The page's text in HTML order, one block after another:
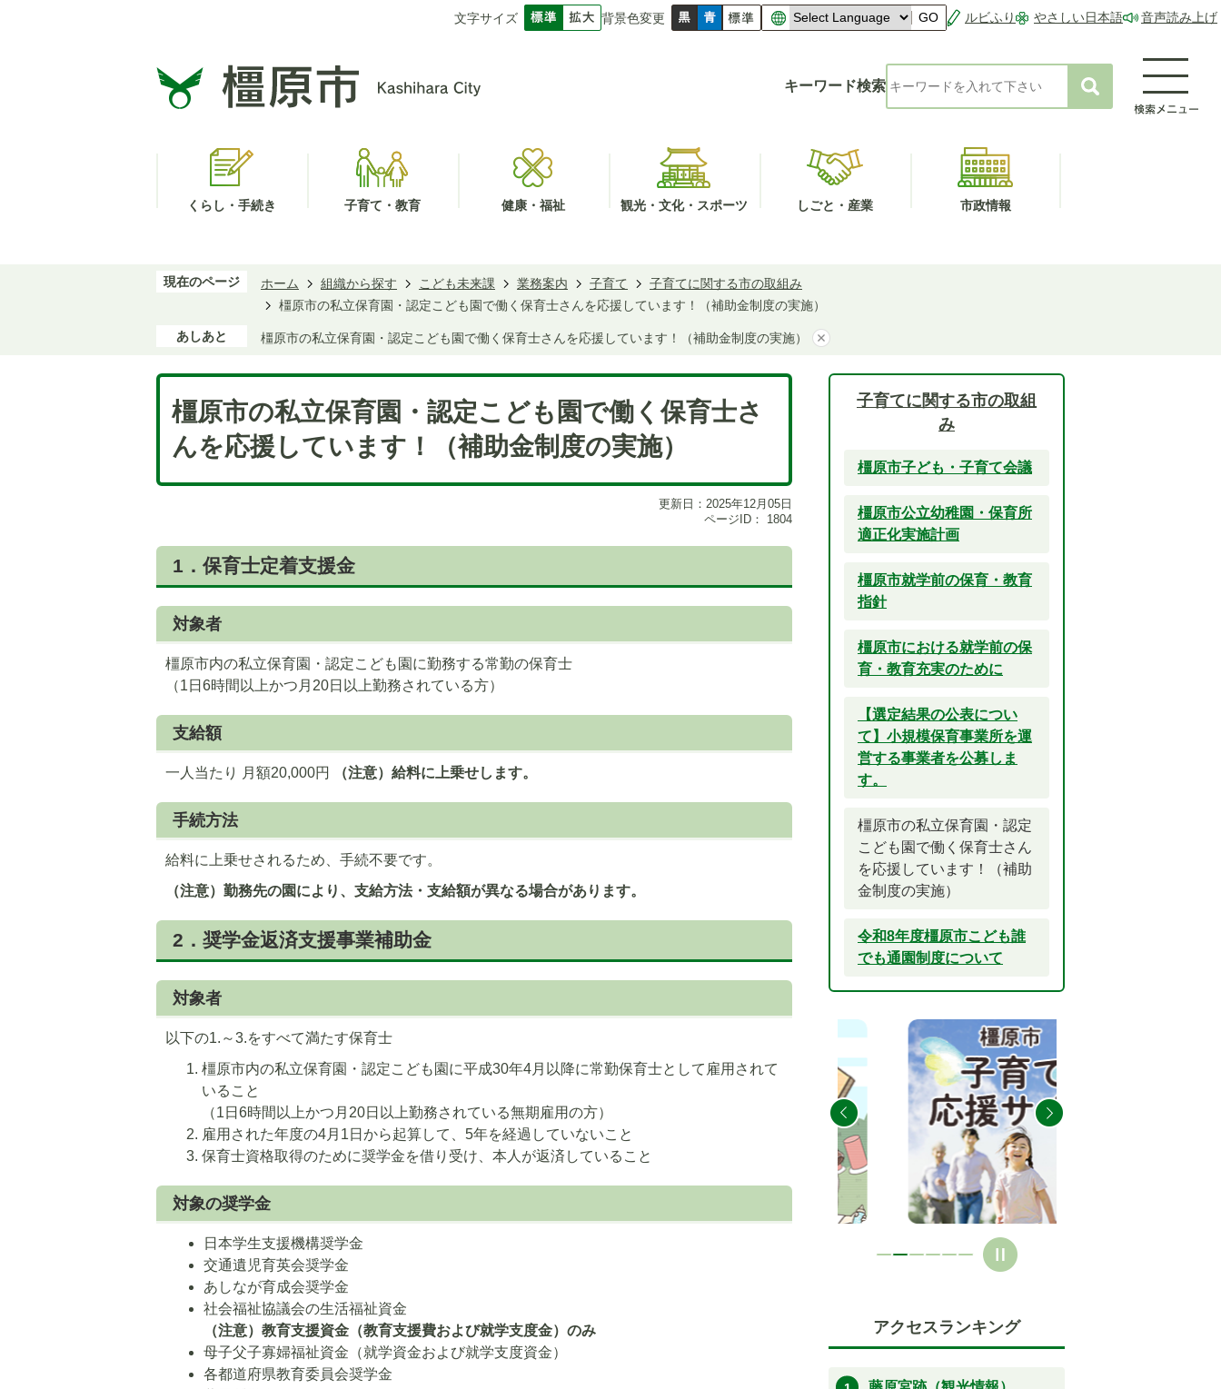
文字サイズ 背景色変更 GO ルビふり やさしい日本語 音声読み上げ
キーワード検索
くらし・手続き 子育て・教育 健康・福祉 観光・文化・スポーツ しごと・産業 市政情報
現在のページ ホーム 組織から探す こども未来課 業務案内 子育て
子育てに関する市の取組み
橿原市の私立保育園・認定こども園で働く保育士さんを応援しています！（補助金制度の実施）
あしあと 橿原市の私立保育園・認定こども園で働く保育士さんを応援しています！（補助金制度の実施）
橿原市の私立保育園・認定こども園で働く保育士さ
んを応援しています！（補助金制度の実施）
更新日：2025年12月05日
ページID：
1804
1．保育士定着支援金
対象者
橿原市内の私立保育園・認定こども園に勤務する常勤の保育士
（1日6時間以上かつ月20日以上勤務されている方）
支給額
一人当たり 月額20,000円 （注意）給料に上乗せします。
手続方法
給料に上乗せされるため、手続不要です。
（注意）勤務先の園により、支給方法・支給額が異なる場合があります。
2．奨学金返済支援事業補助金
対象者
以下の1.～3.をすべて満たす保育士
橿原市内の私立保育園・認定こども園に平成30年4月以降に常勤保育士として雇用されて
いること
（1日6時間以上かつ月20日以上勤務されている無期雇用の方）
雇用された年度の4月1日から起算して、5年を経過していないこと
保育士資格取得のために奨学金を借り受け、本人が返済していること
対象の奨学金
日本学生支援機構奨学金
交通遺児育英会奨学金
あしなが育成会奨学金
社会福祉協議会の生活福祉資金
（注意）教育支援資金（教育支援費および就学支度金）のみ
母子父子寡婦福祉資金（就学資金および就学支度資金）
各都道府県教育委員会奨学金
子育てに関する市の取組
み
橿原市子ども・子育て会議
橿原市公立幼稚園・保育所
適正化実施計画
橿原市就学前の保育・教育
指針
橿原市における就学前の保
育・教育充実のために
【選定結果の公表につい
て】小規模保育事業所を運
営する事業者を公募しま
す。
橿原市の私立保育園・認定
こども園で働く保育士さん
を応援しています！（補助
金制度の実施）
令和8年度橿原市こども誰
でも通園制度について
6
目
ス
ラ
イ
ド
目
ス
ラ
イ
ド
目
の
ス
ラ
イ
アクセスランキング